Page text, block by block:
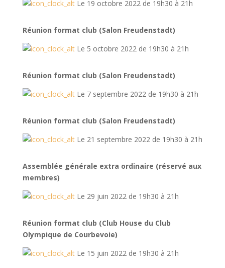
Le 19 octobre 2022 de 19h30 à 21h
Réunion format club (Salon Freudenstadt)
Le 5 octobre 2022 de 19h30 à 21h
Réunion format club (Salon Freudenstadt)
Le 7 septembre 2022 de 19h30 à 21h
Réunion format club (Salon Freudenstadt)
Le 21 septembre 2022 de 19h30 à 21h
Assemblée générale extra ordinaire (réservé aux
membres)
Le 29 juin 2022 de 19h30 à 21h
Réunion format club (Club House du Club
Olympique de Courbevoie)
Le 15 juin 2022 de 19h30 à 21h